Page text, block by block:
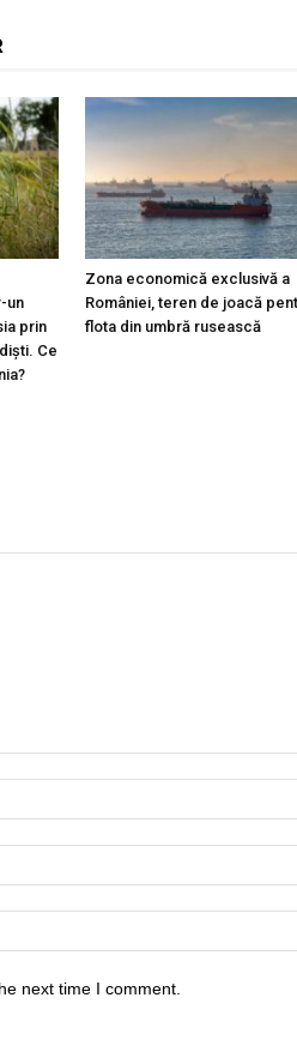
un
prin
Ce
Zona economică exclusivă a
României, teren de joacă
flota din umbră rusească
next time I comment.